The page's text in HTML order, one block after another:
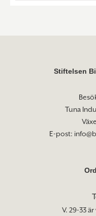
Stiftelsen
Tuna
E-post:
V. 29-33